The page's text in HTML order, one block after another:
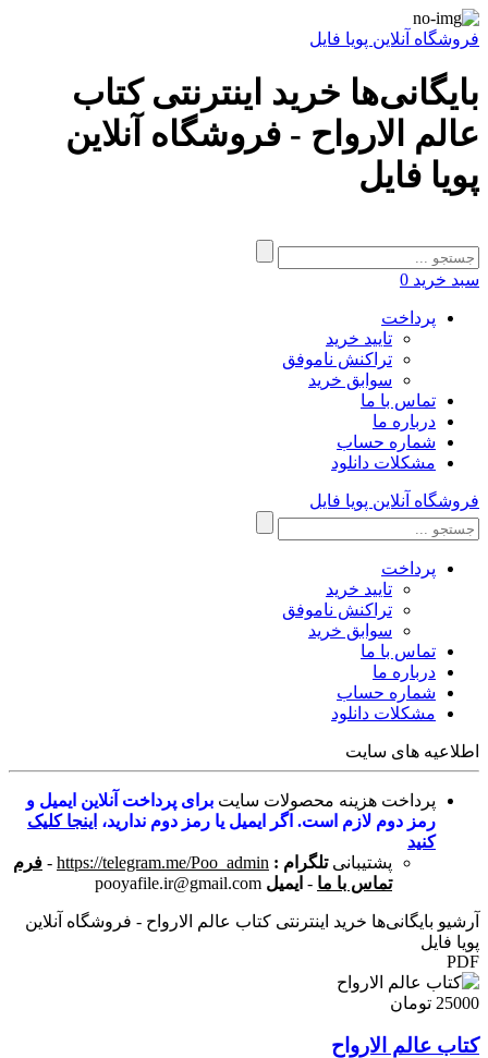
فروشگاه آنلاین پویا فایل
بایگانی‌ها خرید اینترنتی کتاب
عالم الارواح - فروشگاه آنلاین
پویا فایل
سبد خرید 0
پرداخت
تایید خرید
تراکنش ناموفق
سوابق خرید
تماس با ما
درباره ما
شماره حساب
مشکلات دانلود
فروشگاه آنلاین پویا فایل
پرداخت
تایید خرید
تراکنش ناموفق
سوابق خرید
تماس با ما
درباره ما
شماره حساب
مشکلات دانلود
اطلاعیه های سایت
پرداخت هزینه محصولات سایت برای پرداخت آنلاین ایمیل و
رمز دوم لازم است. اگر ایمیل یا رمز دوم ندارید، اینجا کلیک
کنید
پشتیبانی تلگرام : https://telegram.me/Poo_admin
- فرم
تماس با ما - ایمیل pooyafile.ir@gmail.com
آرشیو بایگانی‌ها خرید اینترنتی کتاب عالم الارواح - فروشگاه آنلاین
پویا فایل
PDF
25000 تومان
کتاب عالم الارواح